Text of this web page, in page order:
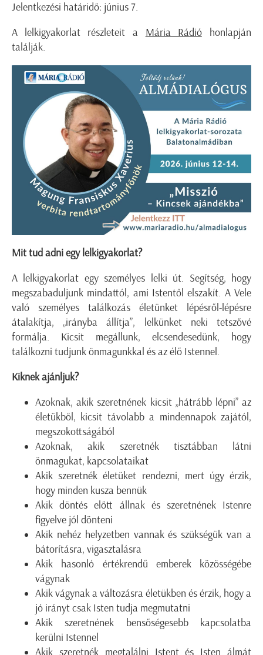
Jelentkezési határidő: június 7.
A lelkigyakorlat részleteit a Mária Rádióhonlapján
találják.
Mit tud adni egy lelkigyakorlat?
A lelkigyakorlat egy személyes lelki út. Segítség, hogy
megszabaduljunk mindattól, ami Istentől elszakít. A Vele
való személyes találkozás életünket lépésről-lépésre
átalakítja, „irányba állítja”, lelkünket neki tetszővé
formálja. Kicsit megállunk, elcsendesedünk, hogy
találkozni tudjunk önmagunkkal és az élő Istennel.
Kiknek ajánljuk?
Azoknak, akik szeretnének kicsit „hátrább lépni” az
életükből, kicsit távolabb a mindennapok zajától,
megszokottságából
Azoknak, akik szeretnék tisztábban látni
önmagukat, kapcsolataikat
Akik szeretnék életüket rendezni, mert úgy érzik,
hogy minden kusza bennük
Akik döntés előtt állnak és szeretnének Istenre
figyelve jól dönteni
Akik nehéz helyzetben vannak és szükségük van a
bátorításra, vigasztalásra
Akik hasonló értékrendű emberek közösségébe
vágynak
Akik vágynak a változásra életükben és érzik, hogy a
jó irányt csak Isten tudja megmutatni
Akik szeretnének bensőségesebb kapcsolatba
kerülni Istennel
Akik szeretnék megtalálni Istent és Isten álmát